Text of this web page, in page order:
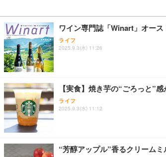
ワイン専門誌「Winart」オー
ライフ
2025.9.3(水) 11:26
【実食】焼き芋の“ごろっと”
ライフ
2025.9.3(水) 11:12
“芳醇アップル”香るクリーム